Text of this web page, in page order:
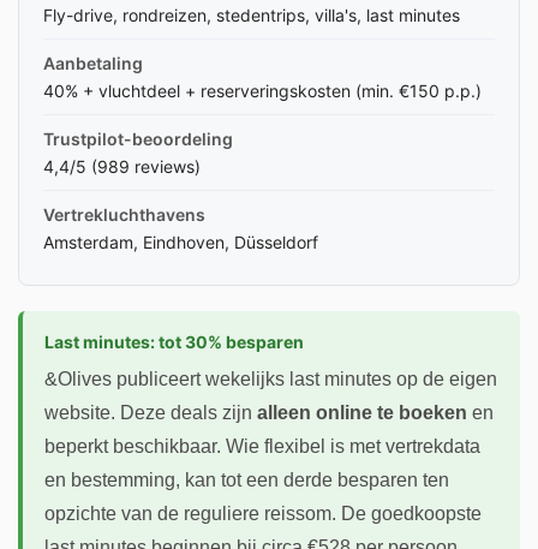
Fly-drive, rondreizen, stedentrips, villa's, last minutes
Aanbetaling
40% + vluchtdeel + reserveringskosten (min. €150 p.p.)
Trustpilot-beoordeling
4,4/5 (989 reviews)
Vertrekluchthavens
Amsterdam, Eindhoven, Düsseldorf
Last minutes: tot 30% besparen
&Olives publiceert wekelijks last minutes op de eigen
website. Deze deals zijn alleen online te boeken en
beperkt beschikbaar. Wie flexibel is met vertrekdata
en bestemming, kan tot een derde besparen ten
opzichte van de reguliere reissom. De goedkoopste